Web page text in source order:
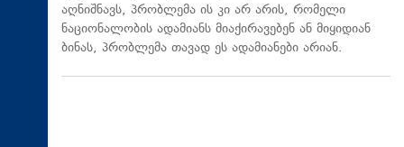
აღნიშნავს, პრობლემა ის კი არ არის, რომელი
ნაციონალობის ადამიანს მიაქირავებენ ან მიყიდიან
ბინას, პრობლემა თავად ეს ადამიანები არიან.